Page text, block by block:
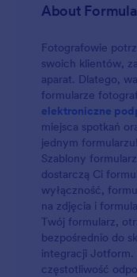
About
Fotografowie
swoich klientów,
aparat. Dlatego,
formularze
elektroniczne
miejsca spotkań
jednym formularzu!
Szablony
dostarczą Ci
wyłączność,
na zdjęcia i
Twój formularz,
bezpośrednio do
integracji Jotform.
częstotliwość